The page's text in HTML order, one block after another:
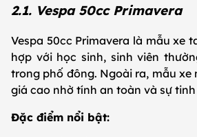
2.1. Vespa 50cc Primavera
Vespa 50cc Primavera là mẫu xe
hợp với học sinh, sinh viên
trong phố đông. Ngoài ra, mẫu xe
giá cao nhờ tính an toàn và sự
Đặc điểm nổi bật: